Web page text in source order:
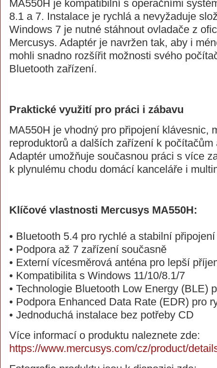
MA550H je kompatibilní s operačními
8.1 a 7. Instalace je rychlá a nevyžaduje
Windows 7 je nutné stáhnout ovladače z
Mercusys. Adaptér je navržen tak, aby i
mohli snadno rozšířit možnosti svého
Bluetooth zařízení.
Praktické využití pro práci i zábavu
MA550H je vhodný pro připojení klávesnic,
reproduktorů a dalších zařízení k počítačům
Adaptér umožňuje současnou práci s více
k plynulému chodu domácí kanceláře i
Klíčové vlastnosti Mercusys MA550H:
• Bluetooth 5.4 pro rychlé a stabilní připojení
• Podpora až 7 zařízení současně
• Externí vícesměrová anténa pro lepší
• Kompatibilita s Windows 11/10/8.1/7
• Technologie Bluetooth Low Energy (BLE)
• Podpora Enhanced Data Rate (EDR) pro
• Jednoduchá instalace bez potřeby CD
Více informací o produktu naleznete zde:
https://www.mercusys.com/cz/product/